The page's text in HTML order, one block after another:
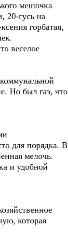
мешочка
20-гусь на
горбатая,
веселое
Но был газ, что
для порядка. В
мелочь.
и удобной
которая